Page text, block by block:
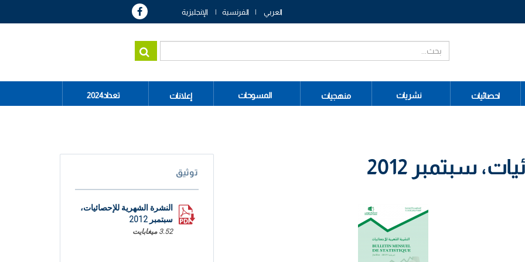
العربي الفرنسية الإنجليزية
احصائيات نشريات منهجيات المسوحات إعلانات تعداد2024
سبتمبر 2012 توثيق
النشرة الشهرية للإحصائيات،
سبتمبر 2012
3.52 ميغابايت